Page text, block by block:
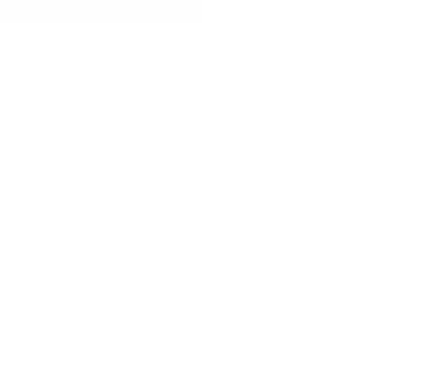
Nechajte sa dostrieľať ako živý štít! Páči sa Vám táto
oblečenie, emócie a posmechy!
a dorazte nemŕtvych pomocou ukončujúcich
výbušných samovražedných generálov a
ste zostali za gaučom!